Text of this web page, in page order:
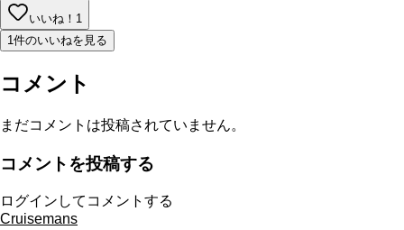
いいね！ 1
1件のいいねを見る
コメント
まだコメントは投稿されていません。
コメントを投稿する
ログインしてコメントする
Cruisemans